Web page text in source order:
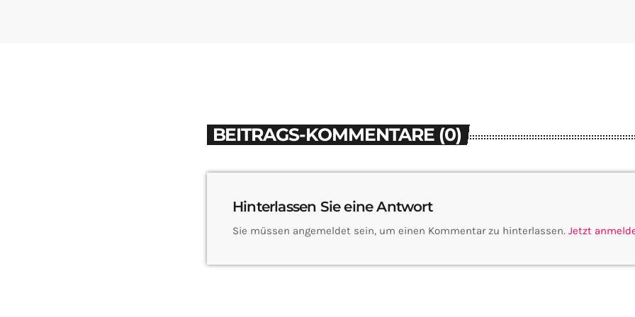
BEITRAGS-KOMMENTARE (0)
Hinterlassen Sie eine Antwort
Sie müssen angemeldet sein, um einen Kommentar zu hinterlassen. Jetzt